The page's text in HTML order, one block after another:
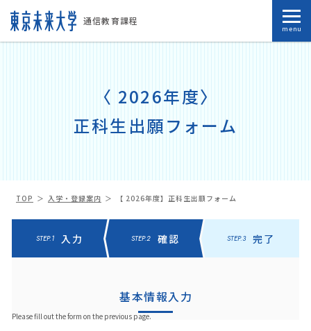
通信教育課程
menu
〈 2026年度〉
正科生出願フォーム
TOP 入学・登録案内 【 2026年度】正科生出願フォーム
STEP.1 入力 STEP.2 確認 STEP.3 完了
基本情報入力
Please fill out the form on the previous page.